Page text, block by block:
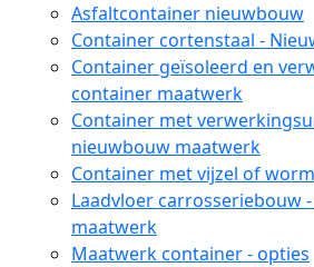
Asfaltcontainer nieuwbouw
Container cortenstaal -
Container geïsoleerd en
container maatwerk
Container met
nieuwbouw maatwerk
Container met vijzel of
Laadvloer carrosseriebouw
maatwerk
Maatwerk container - opties